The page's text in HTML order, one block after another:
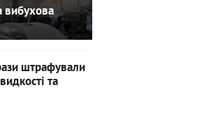
штрафували
та